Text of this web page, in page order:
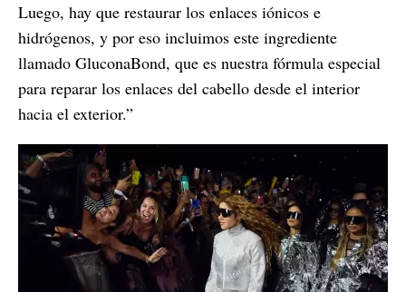
Luego, hay que restaurar los enlaces iónicos e
hidrógenos, y por eso incluimos este ingrediente
llamado GluconaBond, que es nuestra fórmula especial
para reparar los enlaces del cabello desde el interior
hacia el exterior.”